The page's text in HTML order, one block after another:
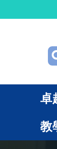
卓
教